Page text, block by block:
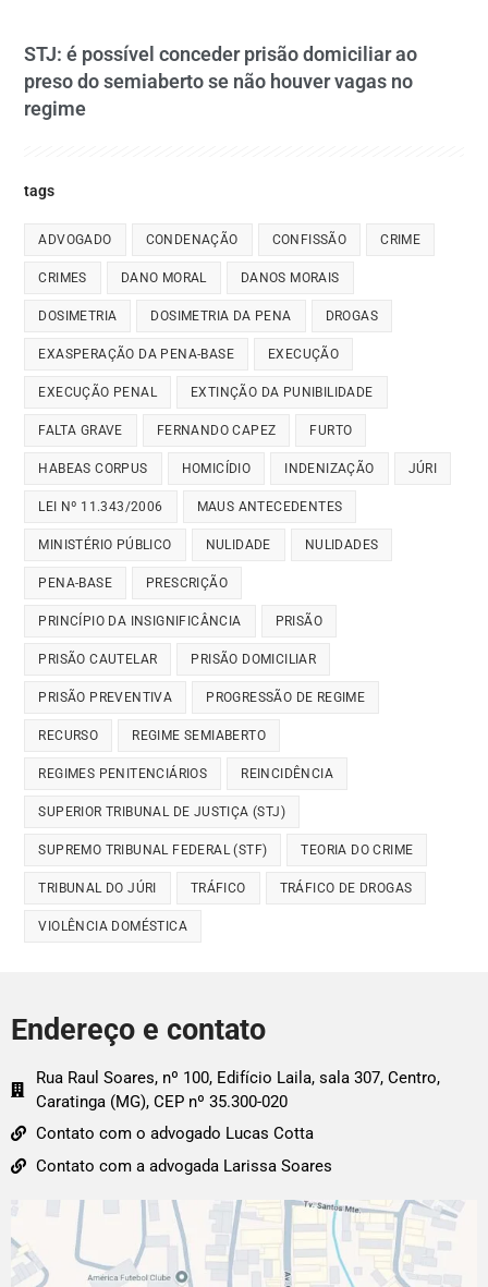
STJ: é possível conceder prisão domiciliar ao
preso do semiaberto se não houver vagas no
regime
tags
ADVOGADO CONDENAÇÃO CONFISSÃO CRIME
CRIMES DANO MORAL DANOS MORAIS
DOSIMETRIA DOSIMETRIA DA PENA DROGAS
EXASPERAÇÃO DA PENA-BASE EXECUÇÃO
EXECUÇÃO PENAL EXTINÇÃO DA PUNIBILIDADE
FALTA GRAVE FERNANDO CAPEZ FURTO
HABEAS CORPUS HOMICÍDIO INDENIZAÇÃO JÚRI
LEI Nº 11.343/2006 MAUS ANTECEDENTES
MINISTÉRIO PÚBLICO NULIDADE NULIDADES
PENA-BASE PRESCRIÇÃO
PRINCÍPIO DA INSIGNIFICÂNCIA PRISÃO
PRISÃO CAUTELAR PRISÃO DOMICILIAR
PRISÃO PREVENTIVA PROGRESSÃO DE REGIME
RECURSO REGIME SEMIABERTO
REGIMES PENITENCIÁRIOS REINCIDÊNCIA
SUPERIOR TRIBUNAL DE JUSTIÇA (STJ)
SUPREMO TRIBUNAL FEDERAL (STF) TEORIA DO CRIME
TRIBUNAL DO JÚRI TRÁFICO TRÁFICO DE DROGAS
VIOLÊNCIA DOMÉSTICA
Endereço e contato
Rua Raul Soares, nº 100, Edifício Laila, sala 307, Centro,
Caratinga (MG), CEP nº 35.300-020
Contato com o advogado Lucas Cotta
Contato com a advogada Larissa Soares